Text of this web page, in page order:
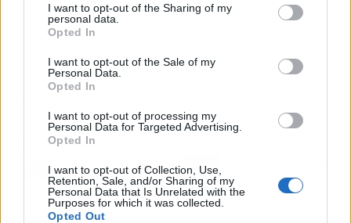
I want to opt-out of the Sharing of my
personal data.
Opted In
I want to opt-out of the Sale of my
Personal Data.
Opted In
I want to opt-out of processing my
Personal Data for Targeted Advertising.
Opted In
I want to opt-out of Collection, Use,
Retention, Sale, and/or Sharing of my
Personal Data that Is Unrelated with the
Purposes for which it was collected.
Opted Out
Con unequipo humano y cercano
constantemente está pensando en la
satisfacción de los clientes, Pasa Tapas es un
lugar de referencia en materia gastronómica
para quienes visitan la Barceloneta.
Artículo anterior
soluciones a la
eyaculación precoz
la venta sus entradas
para el espectáculo de